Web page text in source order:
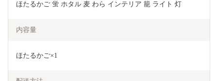
ほたるかご 蛍 ホタル 麦 わら インテリア 籠 ライト 灯
内容量
ほたるかご×1